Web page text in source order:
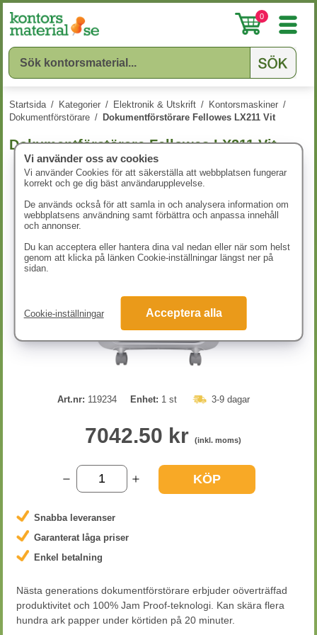
0
Startsida / Kategorier / Elektronik & Utskrift / Kontorsmaskiner /
Dokumentförstörare / Dokumentförstörare Fellowes LX211 Vit
Dokumentförstörare Fellowes LX211 Vit
Art.nr: 119234 Enhet: 1 st 3-9 dagar
7042.50 kr (inkl. moms)
KÖP
Snabba leveranser
Garanterat låga priser
Enkel betalning
Nästa generations dokumentförstörare erbjuder oöverträffad
produktivitet och 100% Jam Proof-teknologi. Kan skära flera
hundra ark papper under körtiden på 20 minuter.
Vi använder oss av cookies
Vi använder Cookies för att säkerställa att webbplatsen fungerar
korrekt och ge dig bäst användarupplevelse.
De används också för att samla in och analysera information om
webbplatsens användning samt förbättra och anpassa innehåll
och annonser.
Du kan acceptera eller hantera dina val nedan eller när som helst
genom att klicka på länken Cookie-inställningar längst ner på
sidan.
Cookie-inställningar Acceptera alla